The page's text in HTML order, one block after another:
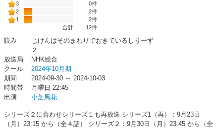
3
0件
2
2件
1
2件
合計
12件
読み
じけんはそのまわりでおきているしりーず
２
放送局
NHK総合
クール
2024年10月期
期間
2024-09-30 ～ 2024-10-03
時間帯
月曜日 22:45
出演
小芝風花
シリーズ２に合わせシリーズ１も再放送 シリーズ1（再）：9月23日
（月）23:15 から（全４話） シリーズ２：9月30日（月）23:45 から（全